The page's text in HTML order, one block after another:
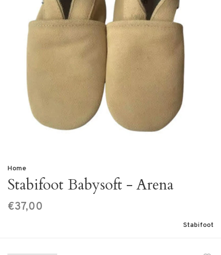
Home
Stabifoot Babysoft - Arena
€37,00
Stabifoot